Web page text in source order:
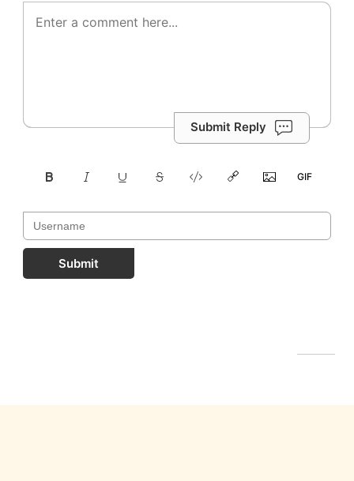
Submit Reply
Submit